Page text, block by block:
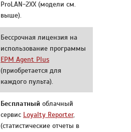
ProLAN-2XX (модели см.
выше).
Бессрочная лицензия на
использование программы
EPM Agent Plus
(приобретается для
каждого пульта).
Бесплатный облачный
сервис Loyalty Reporter,
(статистические отчеты в